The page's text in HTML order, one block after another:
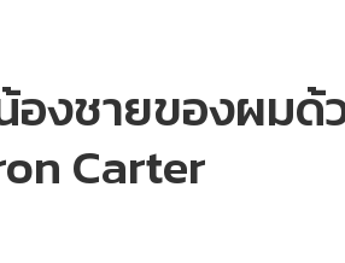
องชายของผมด้
Carter